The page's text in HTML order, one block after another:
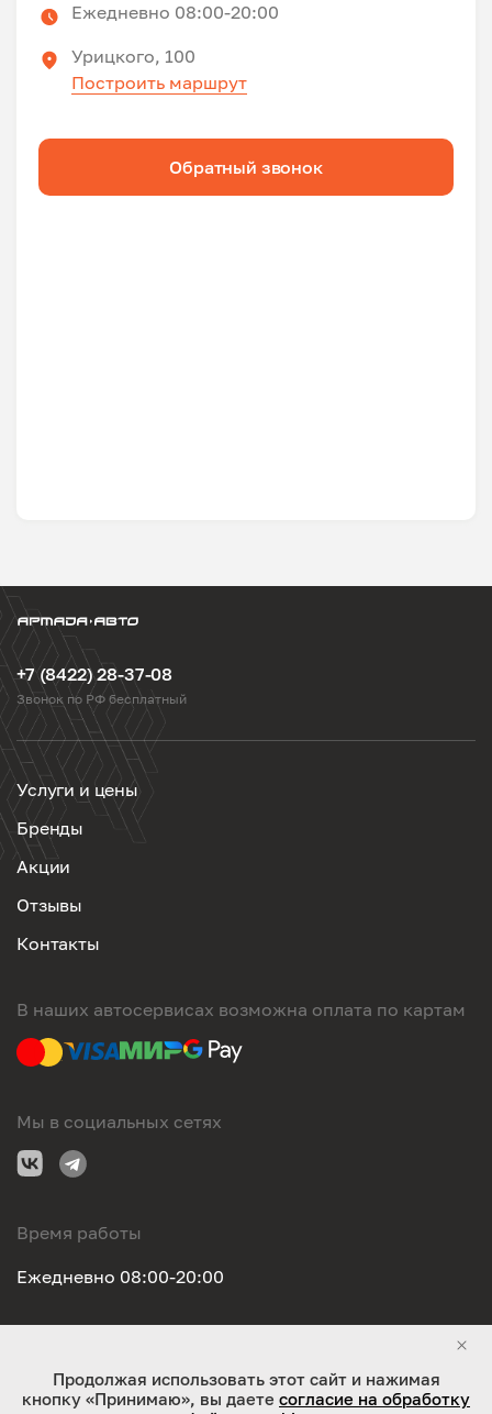
Ежедневно 08:00-20:00
Урицкого, 100
Построить маршрут
Обратный звонок
+7 (8422) 28-37-08
Звонок по РФ бесплатный
Услуги и цены
Бренды
Акции
Отзывы
Контакты
В наших автосервисах возможна оплата по картам
Мы в социальных сетях
Время работы
Ежедневно 08:00-20:00
ООО "Оригинал-сервис". Все права защищены 2026
Продолжая использовать этот сайт и нажимая
кнопку «Принимаю», вы даете согласие на обработку